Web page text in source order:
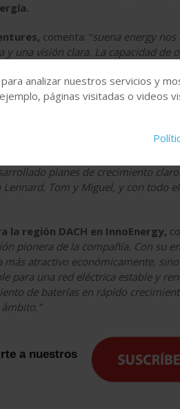
comenta: “suena energy
una visión clara. La capacidad de
es un elemento crucial
de mercado en este campo.
oportunidades en el mercado de la
capital
proyectos de co-ubicación de
– así como con la fortaleza y
planes de crecimiento
Tom y Miguel, y con todo
la región DACH en InnoEnergy,
pionera de la compañía. Con su
atractivo económicamente,
para una red eléctrica estable y
de baterías en rápido
a nuestros
analizar nuestros servicios y
páginas visitadas o videos